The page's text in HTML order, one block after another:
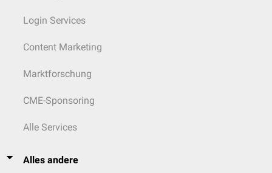
Login Services
Content Marketing
Marktforschung
CME-Sponsoring
Alle Services
Alles andere